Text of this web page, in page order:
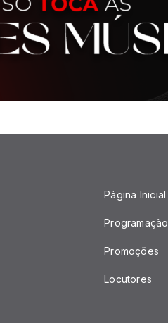
Página Inicial
Programação
Promoções
Locutores